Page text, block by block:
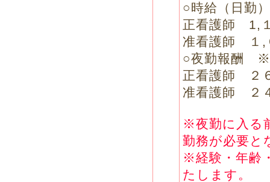
○時給（日勤
正看護師 1,
准看護師 １
○夜勤報酬 ※
正看護師 ２
准看護師 ２
※夜勤に入る
勤務が必要と
※経験・年齢
たします。